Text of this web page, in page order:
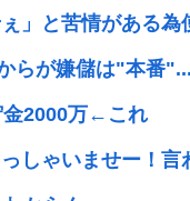
」と苦情がある
らが嫌儲は"本番"...
金2000万←これ
しゃいませー！